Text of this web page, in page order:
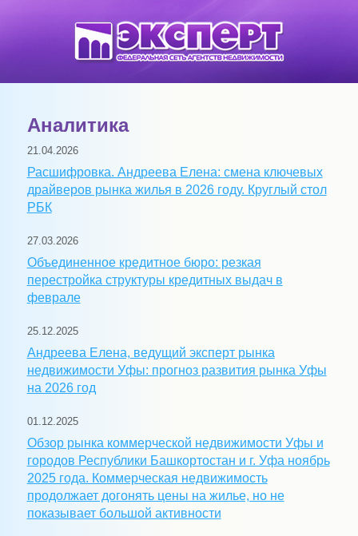
Аналитика
21.04.2026
Расшифровка. Андреева Елена: смена ключевых
драйверов рынка жилья в 2026 году. Круглый стол
РБК
27.03.2026
Объединенное кредитное бюро: резкая
перестройка структуры кредитных выдач в
феврале
25.12.2025
Андреева Елена, ведущий эксперт рынка
недвижимости Уфы: прогноз развития рынка Уфы
на 2026 год
01.12.2025
Обзор рынка коммерческой недвижимости Уфы и
городов Республики Башкортостан и г. Уфа ноябрь
2025 года. Коммерческая недвижимость
продолжает догонять цены на жилье, но не
показывает большой активности